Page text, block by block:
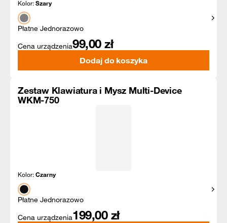
Kolor:Szary
Płatne Jednorazowo
Cena urządzenia99,00 zł
Dodaj do koszyka
Zestaw Klawiatura i Mysz Multi-Device
WKM-750
Kolor:Czarny
Płatne Jednorazowo
Cena urządzenia199,00 zł